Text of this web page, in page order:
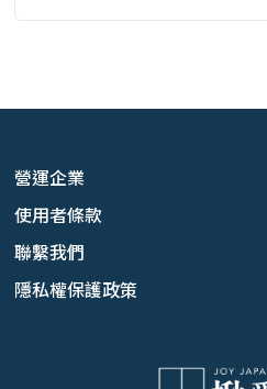
營運企業
使用者條款
聯繫我們
隱私權保護政策